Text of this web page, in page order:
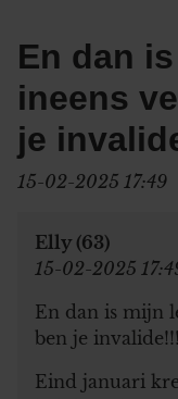
En dan
ineens
je
15-02-2025 17:49
Elly (63)
15-02-2025
En dan is mijn
ben je
Eind januari